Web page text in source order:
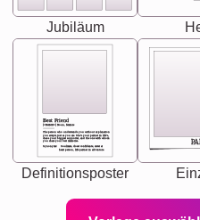
Jubiläum
Best Friend
[<NAME>] Noun, feminie
Synonyms: Soulmate, closet confidante, sister at
heart person, life partner in adventure.
The person who understands you without explanation
you accepts just as you are. She's your partner in life's,
chaos your biggest supporter, and the one with whom
you share your best memories.
Definitionsposter